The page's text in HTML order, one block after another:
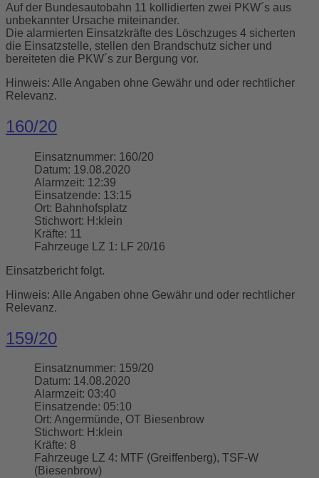
Auf der Bundesautobahn 11 kollidierten zwei PKW´s aus
unbekannter Ursache miteinander.
Die alarmierten Einsatzkräfte des Löschzuges 4 sicherten
die Einsatzstelle, stellen den Brandschutz sicher und
bereiteten die PKW´s zur Bergung vor.
Hinweis: Alle Angaben ohne Gewähr und oder rechtlicher
Relevanz.
160/20
Einsatznummer: 160/20
Datum: 19.08.2020
Alarmzeit: 12:39
Einsatzende: 13:15
Ort: Bahnhofsplatz
Stichwort: H:klein
Kräfte: 11
Fahrzeuge LZ 1:
LF 20/16
Einsatzbericht folgt.
Hinweis: Alle Angaben ohne Gewähr und oder rechtlicher
Relevanz.
159/20
Einsatznummer: 159/20
Datum: 14.08.2020
Alarmzeit: 03:40
Einsatzende: 05:10
Ort: Angermünde, OT Biesenbrow
Stichwort: H:klein
Kräfte: 8
Fahrzeuge LZ 4: MTF (Greiffenberg), TSF-W
(Biesenbrow)